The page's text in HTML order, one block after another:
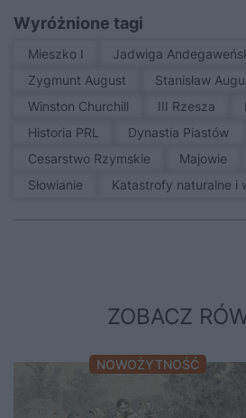
Wyróżnione tagi
Mieszko I
Jadwiga
Zygmunt August
Stanisław
Winston Churchill
III Rzesza
Historia PRL
Dynastia Piastów
Cesarstwo Rzymskie
Majowie
Słowianie
Katastrofy naturalne i
ZOBACZ
NOWOŻYTNOŚĆ